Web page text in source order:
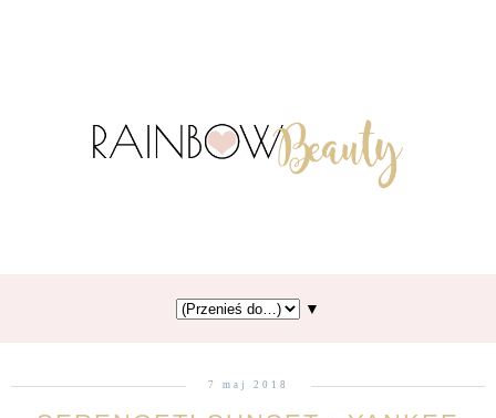
▼
7 maj 2018